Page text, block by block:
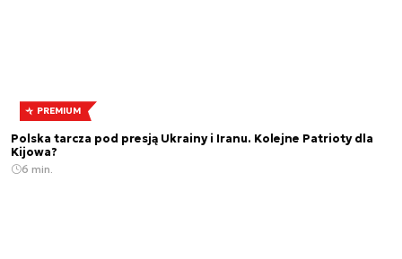
PREMIUM
Polska tarcza pod presją Ukrainy i Iranu. Kolejne Patrioty dla
Kijowa?
6 min.